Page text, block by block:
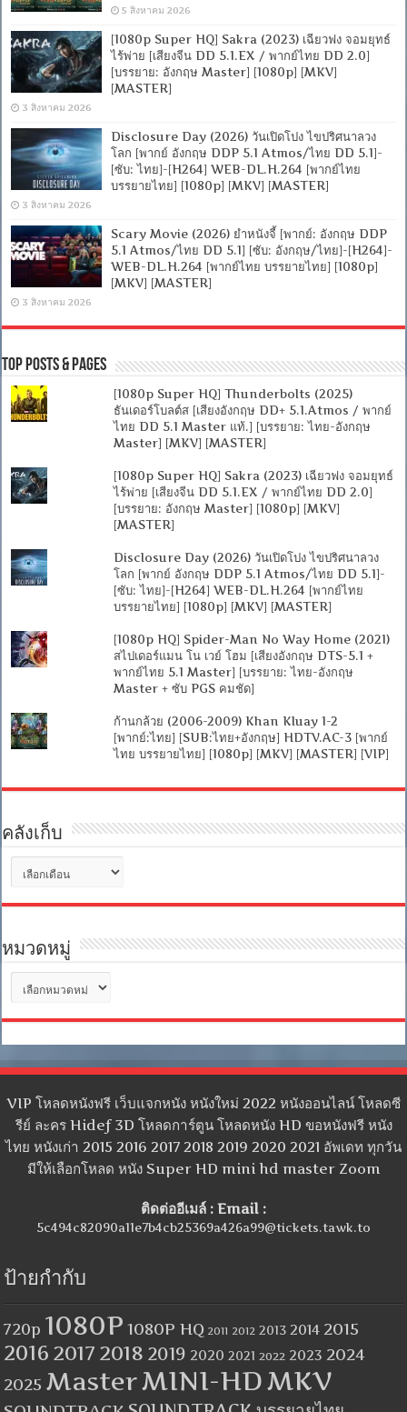
5 สิงหาคม 2026
[1080p Super HQ] Sakra (2023) เฉียวฟง จอมยุทธ์
ไร้พ่าย [เสียงจีน DD 5.1.EX / พากย์ไทย DD 2.0]
[บรรยาย: อังกฤษ Master] [1080p] [MKV]
[MASTER]
3 สิงหาคม 2026
Disclosure Day (2026) วันเปิดโปง ไขปริศนาลวง
โลก [พากย์ อังกฤษ DDP 5.1 Atmos/ไทย DD 5.1]-
[ซับ: ไทย]-[H264] WEB-DL.H.264 [พากย์ไทย
บรรยายไทย] [1080p] [MKV] [MASTER]
3 สิงหาคม 2026
Scary Movie (2026) ยำหนังจี้ [พากย์: อังกฤษ DDP
5.1 Atmos/ไทย DD 5.1] [ซับ: อังกฤษ/ไทย]-[H264]-
WEB-DL.H.264 [พากย์ไทย บรรยายไทย] [1080p]
[MKV] [MASTER]
3 สิงหาคม 2026
Top Posts & Pages
[1080p Super HQ] Thunderbolts (2025)
ธันเดอร์โบลต์ส [เสียงอังกฤษ DD+ 5.1.Atmos / พากย์
ไทย DD 5.1 Master แท้.] [บรรยาย: ไทย-อังกฤษ
Master] [MKV] [MASTER]
[1080p Super HQ] Sakra (2023) เฉียวฟง จอมยุทธ์
ไร้พ่าย [เสียงจีน DD 5.1.EX / พากย์ไทย DD 2.0]
[บรรยาย: อังกฤษ Master] [1080p] [MKV]
[MASTER]
Disclosure Day (2026) วันเปิดโปง ไขปริศนาลวง
โลก [พากย์ อังกฤษ DDP 5.1 Atmos/ไทย DD 5.1]-
[ซับ: ไทย]-[H264] WEB-DL.H.264 [พากย์ไทย
บรรยายไทย] [1080p] [MKV] [MASTER]
[1080p HQ] Spider-Man No Way Home (2021)
สไปเดอร์แมน โน เวย์ โฮม [เสียงอังกฤษ DTS-5.1 +
พากย์ไทย 5.1 Master] [บรรยาย: ไทย-อังกฤษ
Master + ซับ PGS คมชัด]
ก้านกล้วย (2006-2009) Khan Kluay 1-2
[พากย์:ไทย] [SUB:ไทย+อังกฤษ] HDTV.AC-3 [พากย์
ไทย บรรยายไทย] [1080p] [MKV] [MASTER] [VIP]
คลังเก็บ
คลัง
เก็บ
หมวดหมู่
หมวด
หมู่
VIP โหลดหนังฟรี เว็บแจกหนัง หนังใหม่ 2022 หนังออนไลน์ โหลดซี
รีย์ ละคร Hidef 3D โหลดการ์ตูน โหลดหนัง HD ขอหนังฟรี หนัง
ไทย หนังเก่า 2015 2016 2017 2018 2019 2020 2021 อัพเดท ทุกวัน
มีให้เลือกโหลด หนัง Super HD mini hd master Zoom
ติดต่ออีเมล์ : Email :
5c494c82090a11e7b4cb25369a426a99@tickets.tawk.to
ป้ายกำกับ
720p 1080P 1080P HQ 2011 2012 2013 2014 2015
2016 2017 2018 2019 2020 2021 2022 2023 2024
2025 MasterMINI-HDMKV